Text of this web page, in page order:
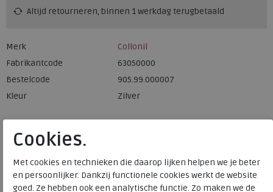
Een handig hulpmiddel voor het aantrekken van je
schoenen. Deze schoenlepel is gemaakt van nikkel en is
52 cm lang.
Altijd retourneren, binnen 1 werkdag terugbetaald
Merk
Collonil
Fabrikantcode
63050000
Bestelcode
905.99.000007
Kleur
Zilver
Cookies.
Met cookies en technieken die daarop lijken helpen we je beter
en persoonlijker. Dankzij functionele cookies werkt de website
goed. Ze hebben ook een analytische functie. Zo maken we de